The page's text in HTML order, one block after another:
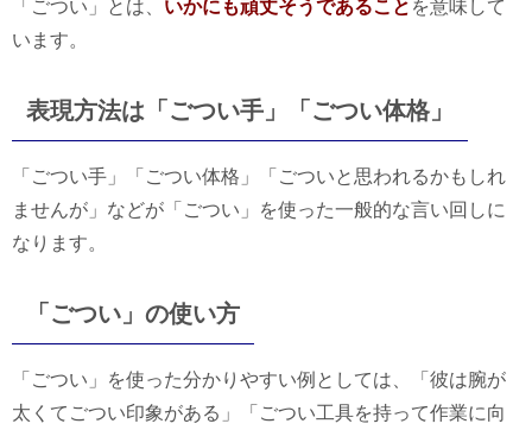
「ごつい」とは、 いかにも頑丈そうであること を意味して
います。
表現方法は「ごつい手」「ごつい体格」
「ごつい手」「ごつい体格」「ごついと思われるかもしれ
ませんが」などが「ごつい」を使った一般的な言い回しに
なります。
「ごつい」の使い方
「ごつい」を使った分かりやすい例としては、「彼は腕が
太くてごつい印象がある」「ごつい工具を持って作業に向